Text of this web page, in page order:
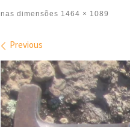
nas dimensões 1464 × 1089
Images
Previous